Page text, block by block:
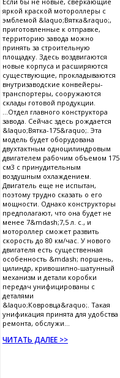
яркой краской мотороллеры с
эмблемой &laquo;Вятка&raquo;,
приготовленные к отправке,
территорию завода можно
принять за строительную
площадку. Здесь воздвигаются
новые корпуса и расширяются
существующие, прокладываются
внутризаводские конвейеры-
транспортеры, сооружаются
склады готовой продукции.
...Отдел главного конструктора
завода. Сейчас здесь рождается
&laquo;Вятка-175&raquo;. Эта
модель будет оборудована
двухтактным одноцилиндровым
двигателем рабочим объемом 175
см3 с принудительным
воздушным охлаждением.
Двигатель еще не испытан,
поэтому трудно сказать о его
мощности. Однако конструкторы
предполагают, что она будет не
менее 7&mdash;7,5 л. c., и
мотороллер сможет развить
скорость до 80 км/час. У нового
двигателя есть существенная
особенность &mdash; поршень,
цилиндр, кривошипно-шатунный
механизм и детали коробки
передач унифицированы с
деталями
&laquo;Ковровца&raquo;. Такая
унификация принята для удобства
ремонта, обслужи...
ЧИТАТЬ ДАЛЕЕ >>